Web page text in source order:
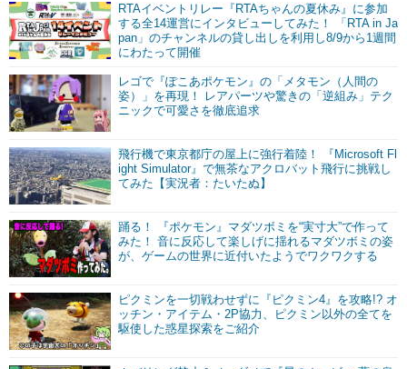
RTAイベントリレー『RTAちゃんの夏休み』に参加
する全14運営にインタビューしてみた！ 「RTA in Ja
pan」のチャンネルの貸し出しを利用し8/9から1週間
にわたって開催
レゴで『ぽこあポケモン』の「メタモン（人間の
姿）」を再現！ レアパーツや驚きの「逆組み」テク
ニックで可愛さを徹底追求
飛行機で東京都庁の屋上に強行着陸！ 『Microsoft Fl
ight Simulator』で無茶なアクロバット飛行に挑戦し
てみた【実況者：たいたぬ】
踊る！ 『ポケモン』マダツボミを“実寸大”で作って
みた！ 音に反応して楽しげに揺れるマダツボミの姿
が、ゲームの世界に近付いたようでワクワクする
ピクミンを一切戦わせずに『ピクミン4』を攻略!? オ
ッチン・アイテム・2P協力、ピクミン以外の全てを
駆使した惑星探索をご紹介